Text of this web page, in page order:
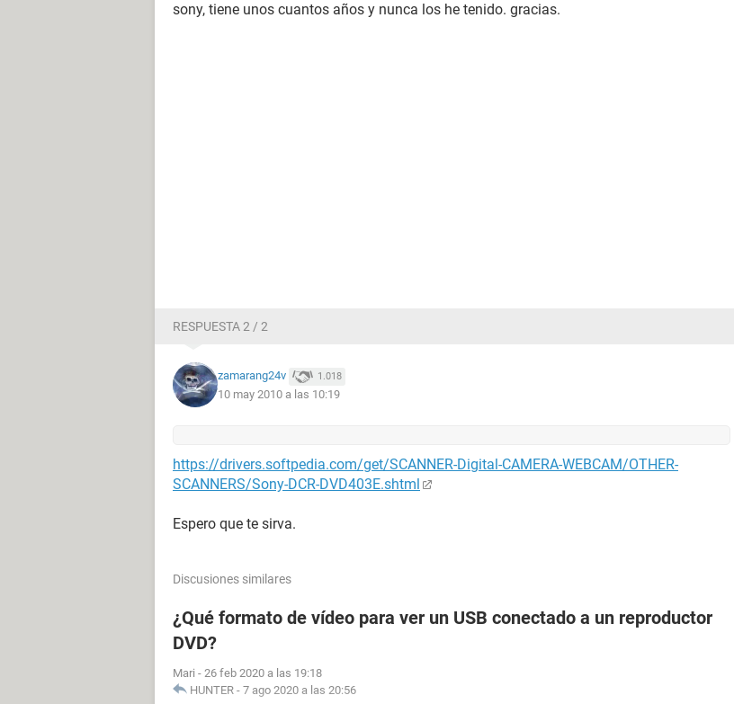
sony, tiene unos cuantos años y nunca los he tenido. gracias.
RESPUESTA 2 / 2
zamarang24v 1.018
10 may 2010 a las 10:19
https://drivers.softpedia.com/get/SCANNER-Digital-CAMERA-WEBCAM/OTHER-
SCANNERS/Sony-DCR-DVD403E.shtml
Espero que te sirva.
Discusiones similares
¿Qué formato de vídeo para ver un USB conectado a un reproductor
DVD?
Mari - 26 feb 2020 a las 19:18
HUNTER - 7 ago 2020 a las 20:56